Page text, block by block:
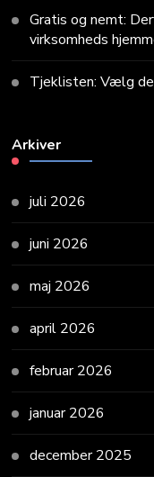
Gratis og nemt:
virksomheds
Tjeklisten: Vælg
Arkiver
juli 2026
juni 2026
maj 2026
april 2026
februar 2026
januar 2026
december 2025